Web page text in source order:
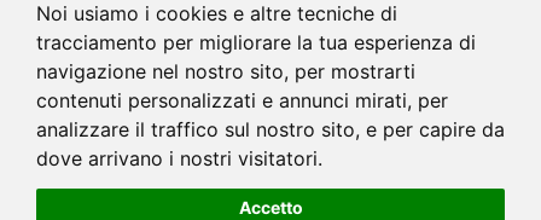
Noi usiamo i cookies e altre tecniche di
tracciamento per migliorare la tua esperienza di
navigazione nel nostro sito, per mostrarti
contenuti personalizzati e annunci mirati, per
analizzare il traffico sul nostro sito, e per capire da
dove arrivano i nostri visitatori.
Accetto
28,96 € +
-